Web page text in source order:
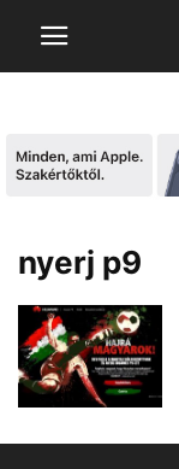
nyerj p9